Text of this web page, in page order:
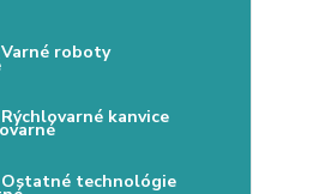
Varné roboty
Rýchlovarné kanvice
Ostatné technológie